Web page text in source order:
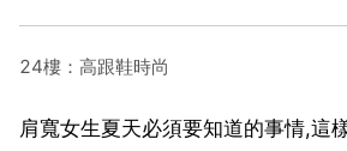
24樓：高跟鞋時尚
肩寬女生夏天必須要知道的事情,這